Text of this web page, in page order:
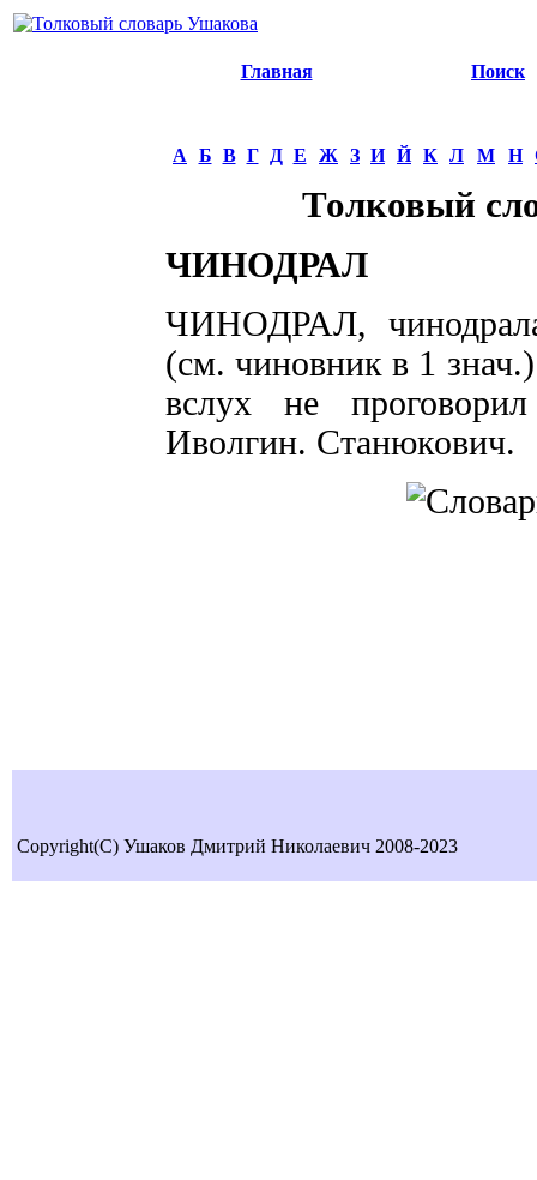
Главная Поиск
А Б В Г Д Е Ж З И Й К Л М Н
Толковый
ЧИНОДРАЛ
ЧИНОДРАЛ,
(см. чиновник в 1
вслух не
Иволгин. Станюкович.
Copyright(C) Ушаков Дмитрий Николаевич 2008-2023